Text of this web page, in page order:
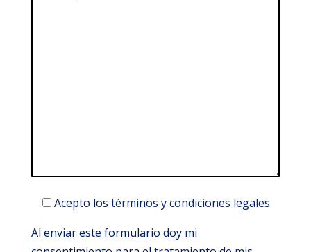
Acepto los términos y condiciones legales
Al enviar este formulario doy mi